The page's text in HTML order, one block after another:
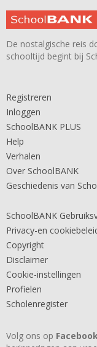
De nostalgische reis
schooltijd begint bij
Registreren
Inloggen
SchoolBANK PLUS
Help
Verhalen
Over SchoolBANK
Geschiedenis van
SchoolBANK
Privacy-en
Copyright
Disclaimer
Cookie-instellingen
Profielen
Scholenregister
Volg ons op